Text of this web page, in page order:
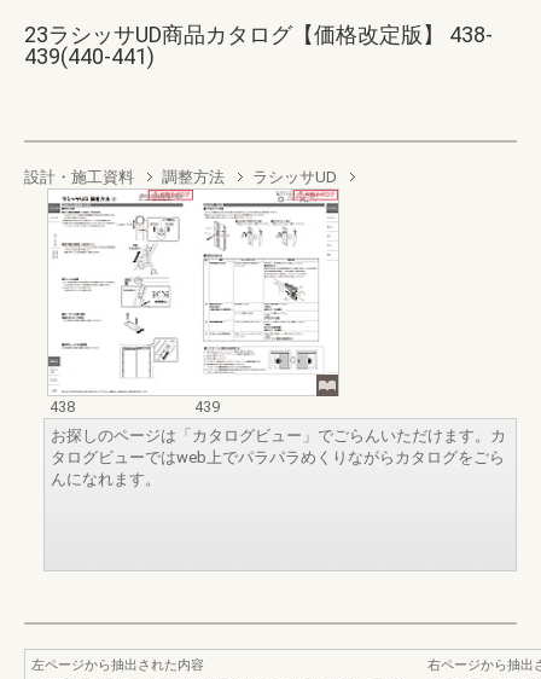
23ラシッサUD商品カタログ【価格改定版】 438-
439(440-441)
設計・施工資料 調整方法 ラシッサUD
438
439
お探しのページは「カタログビュー」でごらんいただけます。カ
タログビューではweb上でパラパラめくりながらカタログをごら
んになれます。
左ページから抽出された内容
右ページから抽出